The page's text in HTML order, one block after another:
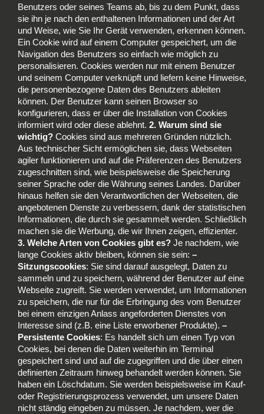
Benutzers oder seines Teams ab, bis zu dem Punkt, dass
sie ihn je nach den enthaltenen Informationen und der Art
und Weise, wie Sie Ihr Gerät verwenden, erkennen können.
Ein Cookie wird auf einem Computer gespeichert, um die
Navigation des Benutzers so einfach wie möglich zu
personalisieren. Cookies werden nur mit einem Benutzer
und seinem Computer verknüpft und liefern keine Hinweise,
die personenbezogene Daten des Benutzers ableiten
können. Der Benutzer kann seinen Browser so
konfigurieren, dass er über die Installation von Cookies
informiert wird oder diese ablehnt. 2. Warum sind sie
wichtig? Cookies sind aus mehreren Gründen nützlich.
Aus technischer Sicht ermöglichen sie, dass Webseiten
agiler funktionieren und auf die Präferenzen des Benutzers
zugeschnitten sind, wie beispielsweise die Speicherung
seiner Sprache oder die Währung seines Landes. Darüber
hinaus helfen sie den Verantwortlichen der Webseiten, die
angebotenen Dienste zu verbessern, dank der statistischen
Informationen, die durch sie gesammelt werden. Schließlich
machen sie die Werbung, die wir Ihnen zeigen, effizienter.
3. Welche Arten von Cookies gibt es? Je nachdem, wie
lange Cookies aktiv bleiben, können sie sein: –
Sitzungscookies: Sie sind darauf ausgelegt, Daten zu
sammeln und zu speichern, während der Benutzer auf eine
Webseite zugreift. Sie werden verwendet, um Informationen
zu speichern, die nur für die Erbringung des vom Benutzer
bei einem einzigen Anlass angeforderten Dienstes von
Interesse sind (z.B. eine Liste erworbener Produkte). –
Persistente Cookies: Es handelt sich um einen Typ von
Cookies, bei denen die Daten weiterhin im Terminal
gespeichert sind und auf die zugegriffen und die über einen
definierten Zeitraum hinweg behandelt werden können. Sie
haben ein Löschdatum. Sie werden beispielsweise im Kauf-
oder Registrierungsprozess verwendet, um unsere Daten
nicht ständig eingeben zu müssen. Je nachdem, wer die